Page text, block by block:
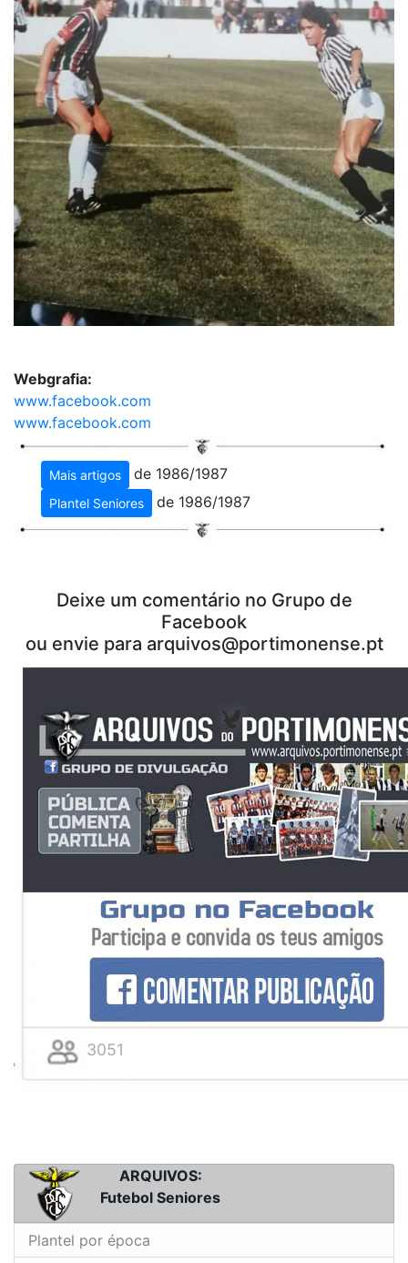
Webgrafia:
www.facebook.com
www.facebook.com
Mais artigos de 1986/1987
Plantel Seniores de 1986/1987
Deixe um comentário no Grupo de
Facebook
ou envie para arquivos@portimonense.pt
3051
ARQUIVOS:
Futebol Seniores
Plantel por época